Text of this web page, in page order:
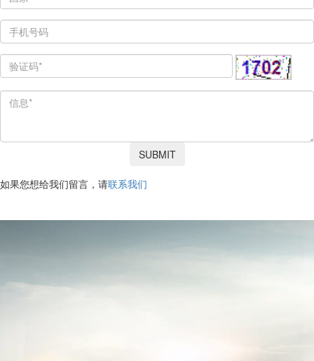
SUBMIT
如果您想给我们留言，请联系我们